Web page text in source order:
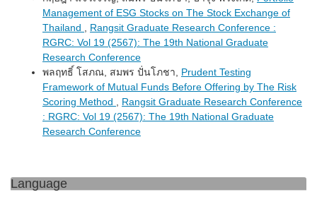
Management of ESG Stocks on The Stock Exchange of
Thailand
Rangsit Graduate Research Conference :
RGRC: Vol 19 (2567): The 19th National Graduate
Research Conference
พลฤทธิ์ โสภณ, สมพร ปั่นโภชา, Prudent Testing
Framework of Mutual Funds Before Offering by The Risk
Scoring Method
Rangsit Graduate Research Conference
: RGRC: Vol 19 (2567): The 19th National Graduate
Research Conference
Language